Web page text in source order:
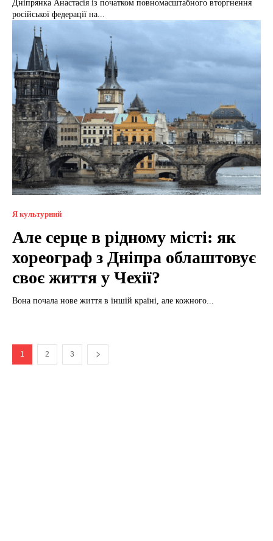
Дніпрянка Анастасія із початком повномасштабного вторгнення
російської федерації на...
Я культурний
Але серце в рідному місті: як
хореограф з Дніпра облаштовує
своє життя у Чехії?
Вона почала нове життя в іншій країні, але кожного...
1 2 3